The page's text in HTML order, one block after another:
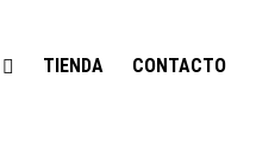
TIENDA CONTACTO